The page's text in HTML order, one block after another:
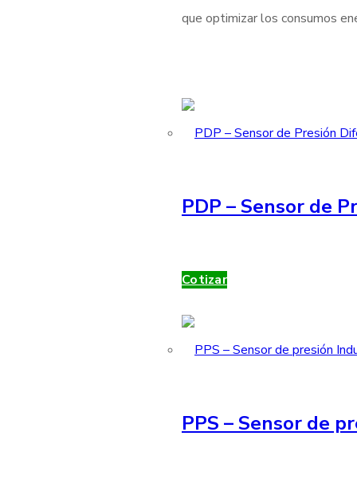
que optimizar los consumos
PDP – Sensor de
Cotizar
PPS – Sensor de